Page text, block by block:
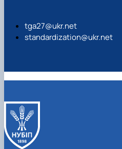
tga27@ukr.net
standardization@ukr.net